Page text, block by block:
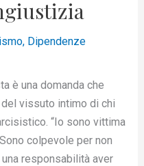
, Dipendenze
è una domanda che
vissuto intimo di chi
“Io sono vittima
colpevole per non
responsabilità aver